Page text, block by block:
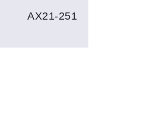
AX21-251